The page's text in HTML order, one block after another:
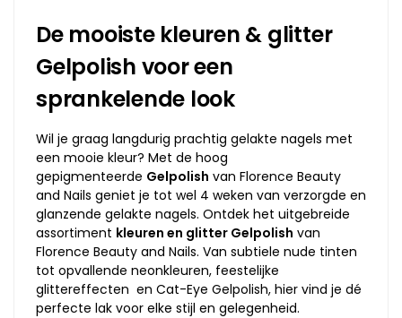
De mooiste kleuren & glitter
Gelpolish voor een
sprankelende look
Wil je graag langdurig prachtig gelakte nagels met
een mooie kleur? Met de hoog
gepigmenteerde Gelpolish van Florence Beauty
and Nails geniet je tot wel 4 weken van verzorgde en
glanzende gelakte nagels. Ontdek het uitgebreide
assortiment kleuren en glitter Gelpolish van
Florence Beauty and Nails. Van subtiele nude tinten
tot opvallende neonkleuren, feestelijke
glittereffecten en Cat-Eye Gelpolish, hier vind je dé
perfecte lak voor elke stijl en gelegenheid.